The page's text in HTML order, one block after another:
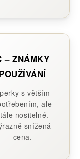
– ZNÁMKY
s větším
ale
nositelné.
snížená
cena.